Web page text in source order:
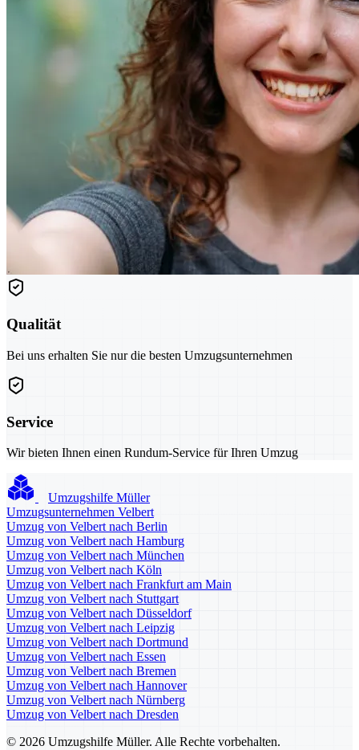
Qualität
Bei uns erhalten Sie nur die besten Umzugsunternehmen
Service
Wir bieten Ihnen einen Rundum-Service für Ihren Umzug
Umzugshilfe Müller
Umzugsunternehmen Velbert
Umzug von Velbert nach Berlin
Umzug von Velbert nach Hamburg
Umzug von Velbert nach München
Umzug von Velbert nach Köln
Umzug von Velbert nach Frankfurt am Main
Umzug von Velbert nach Stuttgart
Umzug von Velbert nach Düsseldorf
Umzug von Velbert nach Leipzig
Umzug von Velbert nach Dortmund
Umzug von Velbert nach Essen
Umzug von Velbert nach Bremen
Umzug von Velbert nach Hannover
Umzug von Velbert nach Nürnberg
Umzug von Velbert nach Dresden
© 2026 Umzugshilfe Müller. Alle Rechte vorbehalten.